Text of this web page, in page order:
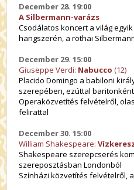
December 28. 19:00
A Silbermann-varázs
Csodálatos koncert a világ
hangszerén, a röthai
December 29. 15:00
Giuseppe Verdi: Nabucco(12)
Placido Domingo a babiloni
szerepében, ezúttal baritonként
Operaközvetítés felvételről,
felirattal
December 30. 15:00
William Shakespeare:
Shakespeare szerepcserés
szereposztásban Londonból
Színházi közvetítés felvételről,